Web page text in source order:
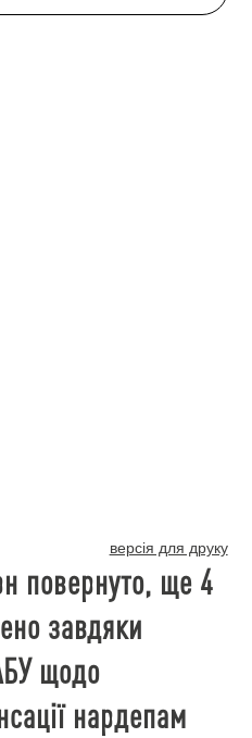
версія для друку
повернуто, ще 4
завдяки
щодо
нардепам